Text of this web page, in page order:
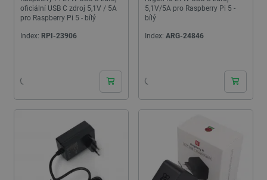
oficiální USB C zdroj 5,1V / 5A
pro Raspberry Pi 5 - bílý
Index: RPI-23906
5,1V/5A pro Raspberry Pi 5 -
bílý
Index: ARG-24846